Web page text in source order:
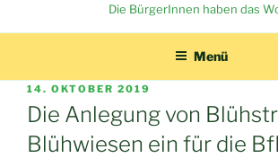
Die BürgerInnen haben das
Menü
VERÖFFENTLICHT
AM
14. OKTOBER 2019
Die Anlegung von
Blühwiesen ein für die